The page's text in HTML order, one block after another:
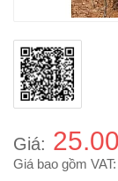
Giá:
Giá bao gồm VAT: